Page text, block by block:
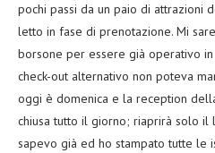
pochi passi da un paio di attrazioni
letto in fase di prenotazione. Mi
borsone per essere già operativo
check-out alternativo non poteva
oggi è domenica e la reception
chiusa tutto il giorno; riaprirà solo il
sapevo già ed ho stampato tutte le